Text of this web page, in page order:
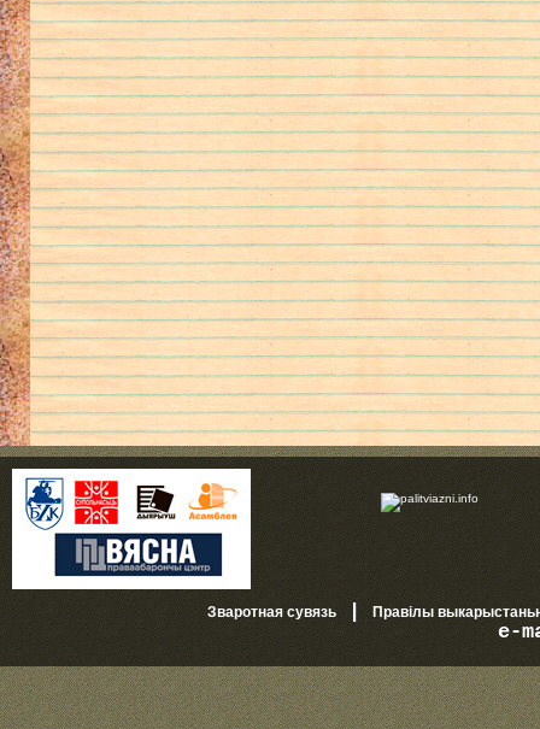
Зваротная сувязь|Правілы
e-